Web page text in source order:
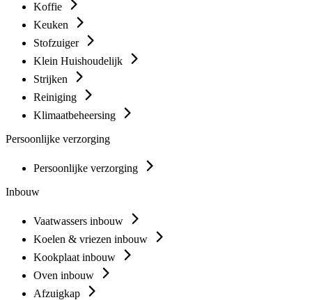
Koffie
Keuken
Stofzuiger
Klein Huishoudelijk
Strijken
Reiniging
Klimaatbeheersing
Persoonlijke verzorging
Persoonlijke verzorging
Inbouw
Vaatwassers inbouw
Koelen & vriezen inbouw
Kookplaat inbouw
Oven inbouw
Afzuigkap